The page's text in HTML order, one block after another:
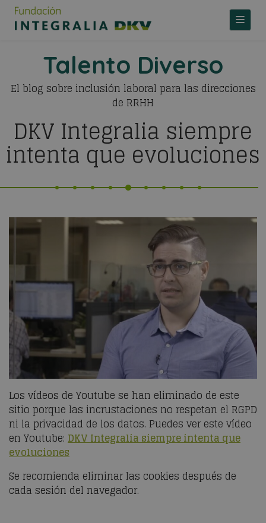
Talento Diverso
El blog sobre inclusión laboral para las direcciones
de RRHH
DKV Integralia siempre
intenta que evoluciones
Los vídeos de Youtube se han eliminado de este
sitio porque las incrustaciones no respetan el RGPD
ni la privacidad de los datos. Puedes ver este vídeo
en Youtube: DKV Integralia siempre intenta que
evoluciones
Se recomienda eliminar las cookies después de
cada sesión del navegador.